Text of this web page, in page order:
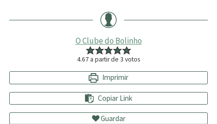
O Clube do Bolinho
4.67 a partir de 3 votos
Imprimir
Copiar Link
Guardar